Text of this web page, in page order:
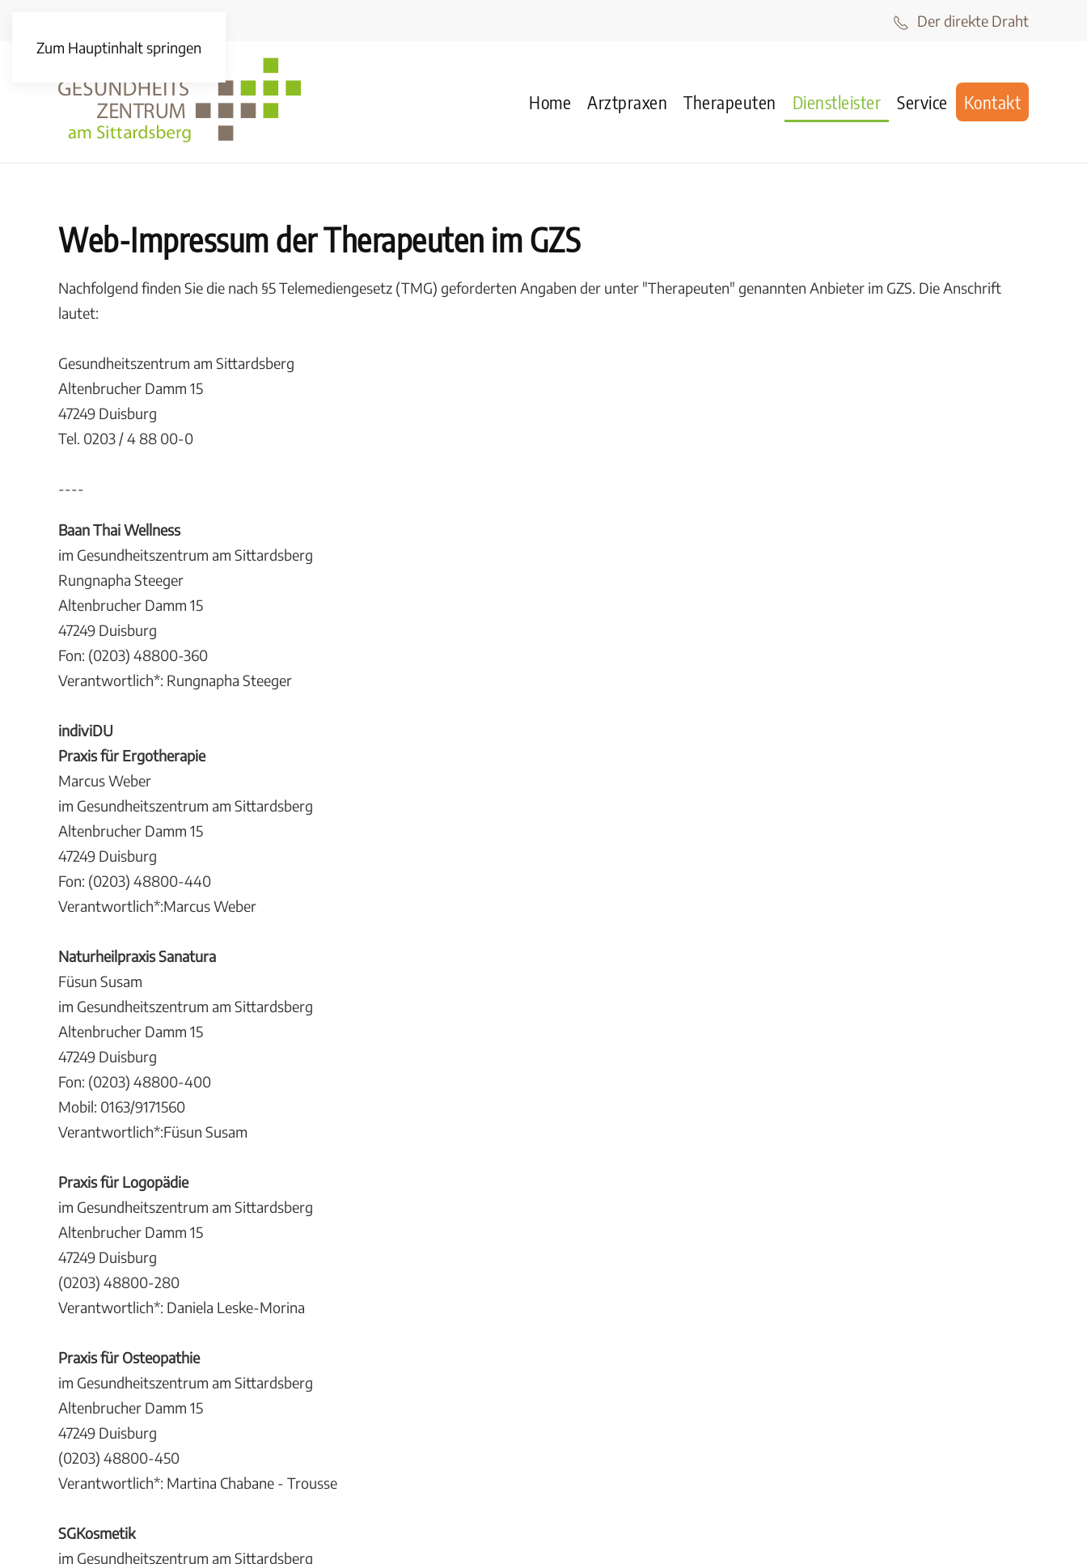
Zum Hauptinhalt springen
Der direkte Draht
Home Arztpraxen Therapeuten Dienstleister Service Kontakt
Web-Impressum der Therapeuten im GZS
Nachfolgend finden Sie die nach §5 Telemediengesetz (TMG) geforderten Angaben der unter "Therapeuten" genannten Anbieter im GZS. Die Anschrift
lautet:
Gesundheitszentrum am Sittardsberg
Altenbrucher Damm 15
47249 Duisburg
Tel. 0203 / 4 88 00-0
----
Baan Thai Wellness
im Gesundheitszentrum am Sittardsberg
Rungnapha Steeger
Altenbrucher Damm 15
47249 Duisburg
Fon: (0203) 48800-360
Verantwortlich*: Rungnapha Steeger
indiviDU
Praxis für Ergotherapie
Marcus Weber
im Gesundheitszentrum am Sittardsberg
Altenbrucher Damm 15
47249 Duisburg
Fon: (0203) 48800-440
Verantwortlich*:Marcus Weber
Naturheilpraxis Sanatura
Füsun Susam
im Gesundheitszentrum am Sittardsberg
Altenbrucher Damm 15
47249 Duisburg
Fon: (0203) 48800-400
Mobil: 0163/9171560
Verantwortlich*:Füsun Susam
Praxis für Logopädie
im Gesundheitszentrum am Sittardsberg
Altenbrucher Damm 15
47249 Duisburg
(0203) 48800-280
Verantwortlich*: Daniela Leske-Morina
Praxis für Osteopathie
im Gesundheitszentrum am Sittardsberg
Altenbrucher Damm 15
47249 Duisburg
(0203) 48800-450
Verantwortlich*: Martina Chabane - Trousse
SGKosmetik
im Gesundheitszentrum am Sittardsberg